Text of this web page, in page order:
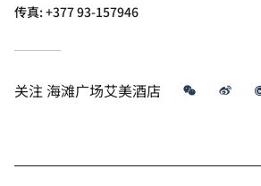
传真:+377 93-157946
关注 海滩广场艾美酒店 微信 微博